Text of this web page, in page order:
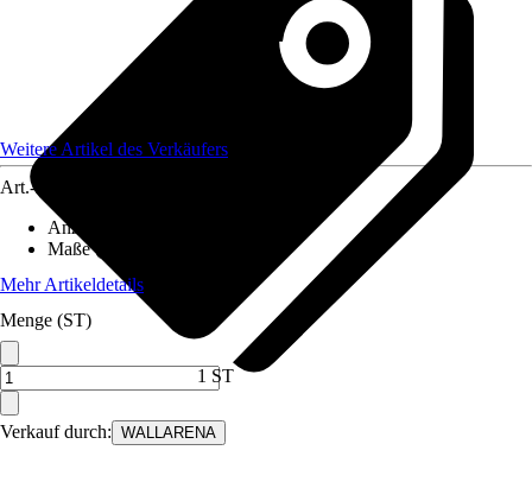
Verkauf durch: WALLARENA
Weitere Artikel des Verkäufers
Art.-Nr.
Anzahl der Teile
Maße (BxH)
Mehr Artikeldetails
Menge (ST)
1 ST